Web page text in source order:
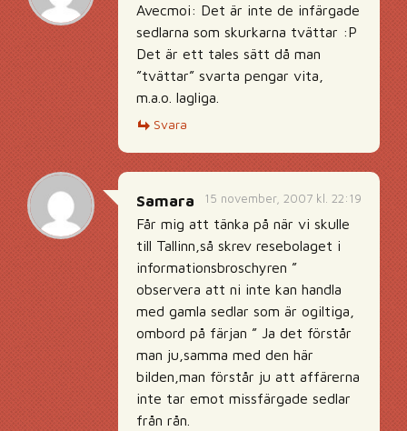
Avecmoi: Det är inte de infärgade
sedlarna som skurkarna tvättar :P
Det är ett tales sätt då man
”tvättar” svarta pengar vita,
m.a.o. lagliga.
Svara
15 november, 2007 kl. 22:19
Samara
Får mig att tänka på när vi skulle
till Tallinn,så skrev resebolaget i
informationsbroschyren ”
observera att ni inte kan handla
med gamla sedlar som är ogiltiga,
ombord på färjan ” Ja det förstår
man ju,samma med den här
bilden,man förstår ju att affärerna
inte tar emot missfärgade sedlar
från rån.